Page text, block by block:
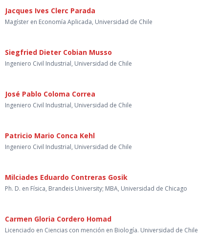
Jacques Ives Clerc Parada
Magíster en Economía Aplicada, Universidad de Chile
Siegfried Dieter Cobian Musso
Ingeniero Civil Industrial, Universidad de Chile
José Pablo Coloma Correa
Ingeniero Civil Industrial, Universidad de Chile
Patricio Mario Conca Kehl
Ingeniero Civil Industrial, Universidad de Chile
Milciades Eduardo Contreras Gosik
Ph. D. en Física, Brandeis University; MBA, Universidad de Chicago
Carmen Gloria Cordero Homad
Licenciado en Ciencias con mención en Biología. Universidad de Chile